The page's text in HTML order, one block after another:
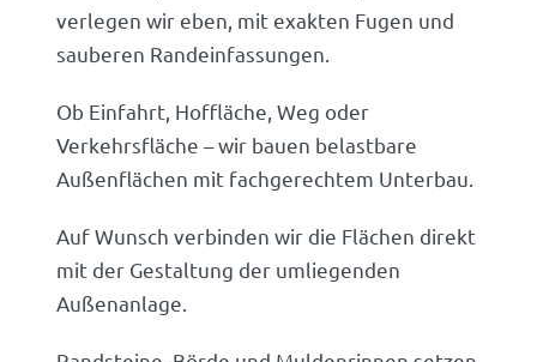
verlegen wir eben, mit exakten Fugen und
sauberen Randeinfassungen.
Ob Einfahrt, Hoffläche, Weg oder
Verkehrsfläche – wir bauen belastbare
Außenflächen mit fachgerechtem Unterbau.
Auf Wunsch verbinden wir die Flächen direkt
mit der Gestaltung der umliegenden
Außenanlage.